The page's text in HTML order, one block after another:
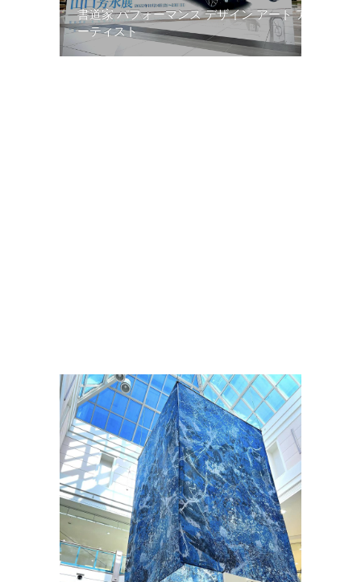
書道家 パフォーマンス デザイン アート ア
ーティスト